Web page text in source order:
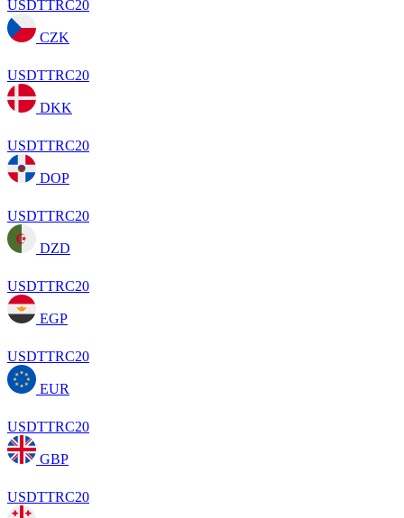
USDTTRC20
CZK
USDTTRC20
DKK
USDTTRC20
DOP
USDTTRC20
DZD
USDTTRC20
EGP
USDTTRC20
EUR
USDTTRC20
GBP
USDTTRC20